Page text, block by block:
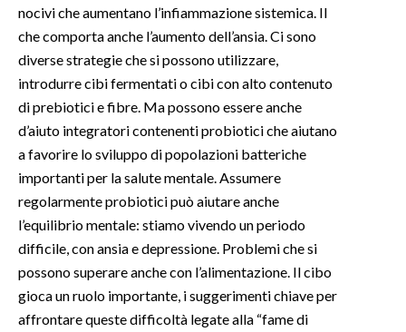
nocivi che aumentano l’infiammazione sistemica. Il
che comporta anche l’aumento dell’ansia. Ci sono
diverse strategie che si possono utilizzare,
introdurre cibi fermentati o cibi con alto contenuto
di prebiotici e fibre. Ma possono essere anche
d’aiuto integratori contenenti probiotici che aiutano
a favorire lo sviluppo di popolazioni batteriche
importanti per la salute mentale. Assumere
regolarmente probiotici può aiutare anche
l’equilibrio mentale: stiamo vivendo un periodo
difficile, con ansia e depressione. Problemi che si
possono superare anche con l’alimentazione. Il cibo
gioca un ruolo importante, i suggerimenti chiave per
affrontare queste difficoltà legate alla “fame di